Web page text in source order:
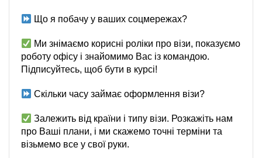
Що я побачу у ваших соцмережах?
Ми знімаємо корисні роліки про візи, показуємо
роботу офісу і знайомимо Вас із командою.
Підписуйтесь, щоб бути в курсі!
Скільки часу займає оформлення візи?
Залежить від країни і типу візи. Розкажіть нам
про Ваші плани, і ми скажемо точні терміни та
візьмемо все у свої руки.